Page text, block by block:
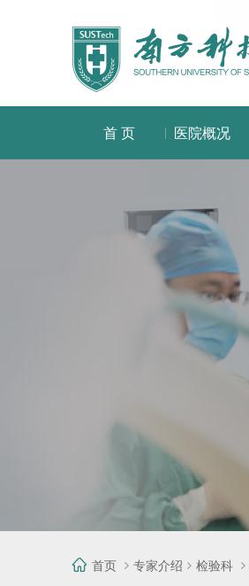
首 页 医院概况
首页 专家介绍 检验科